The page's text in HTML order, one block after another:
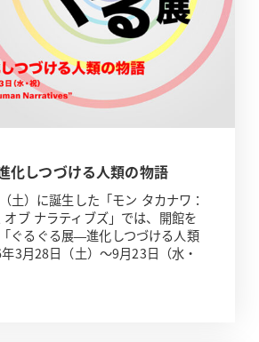
化しつづける人類の物語
土）に誕生した「モン タカナワ：
ブ ナラティブズ」では、開館を
ぐるぐる展—進化しつづける人類
3月28日（土）～9月23日（水・